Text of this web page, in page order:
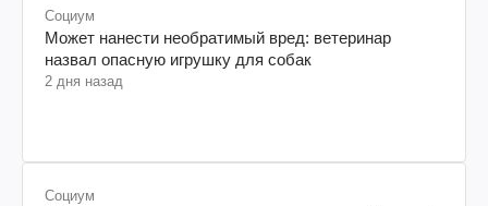
Социум
Может нанести необратимый вред: ветеринар
назвал опасную игрушку для собак
2 дня назад
Социум